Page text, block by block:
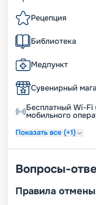
Рецепция
Библиотека
Медпункт
Сувенирный
Бесплатный Wi-Fi
мобильного
Показать все (+1)
Вопросы-
Правила